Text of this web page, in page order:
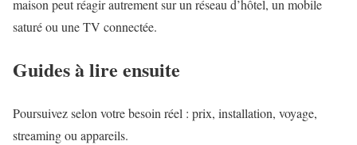
maison peut réagir autrement sur un réseau d’hôtel, un mobile
saturé ou une TV connectée.
Guides à lire ensuite
Poursuivez selon votre besoin réel : prix, installation, voyage,
streaming ou appareils.